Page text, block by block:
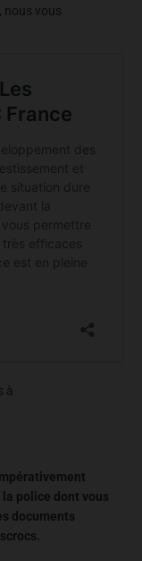
nous vous
à
police dont vous
documents